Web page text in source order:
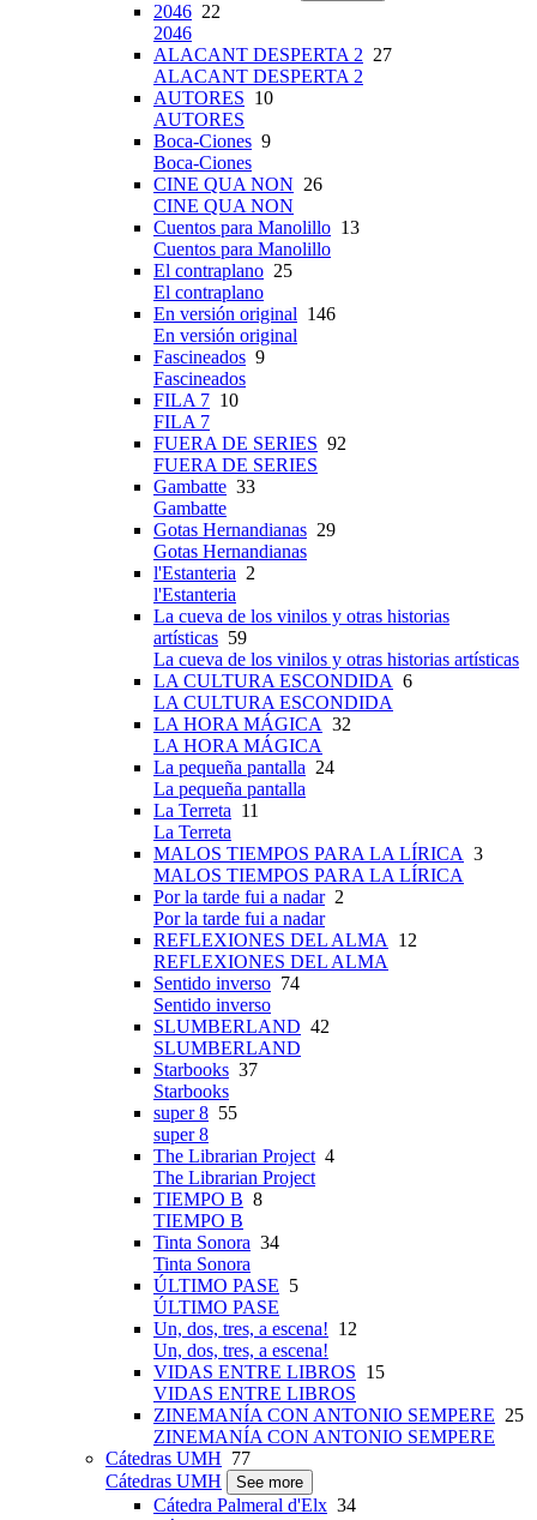
2046 22
2046
ALACANT DESPERTA 2 27
ALACANT DESPERTA 2
AUTORES 10
AUTORES
Boca-Ciones 9
Boca-Ciones
CINE QUA NON 26
CINE QUA NON
Cuentos para Manolillo 13
Cuentos para Manolillo
El contraplano 25
El contraplano
En versión original 146
En versión original
Fascineados 9
Fascineados
FILA 7 10
FILA 7
FUERA DE SERIES 92
FUERA DE SERIES
Gambatte 33
Gambatte
Gotas Hernandianas 29
Gotas Hernandianas
l'Estanteria 2
l'Estanteria
La cueva de los vinilos y otras historias
artísticas 59
La cueva de los vinilos y otras historias artísticas
LA CULTURA ESCONDIDA 6
LA CULTURA ESCONDIDA
LA HORA MÁGICA 32
LA HORA MÁGICA
La pequeña pantalla 24
La pequeña pantalla
La Terreta 11
La Terreta
MALOS TIEMPOS PARA LA LÍRICA 3
MALOS TIEMPOS PARA LA LÍRICA
Por la tarde fui a nadar2
Por la tarde fui a nadar
REFLEXIONES DEL ALMA 12
REFLEXIONES DEL ALMA
Sentido inverso 74
Sentido inverso
SLUMBERLAND 42
SLUMBERLAND
Starbooks 37
Starbooks
super 8 55
super 8
The Librarian Project4
The Librarian Project
TIEMPO B 8
TIEMPO B
Tinta Sonora 34
Tinta Sonora
ÚLTIMO PASE 5
ÚLTIMO PASE
Un, dos, tres, a escena! 12
Un, dos, tres, a escena!
VIDAS ENTRE LIBROS 15
VIDAS ENTRE LIBROS
ZINEMANÍA CON ANTONIO SEMPERE 25
ZINEMANÍA CON ANTONIO SEMPERE
Cátedras UMH 77
Cátedras UMH
See more
Cátedra Palmeral d'Elx 34